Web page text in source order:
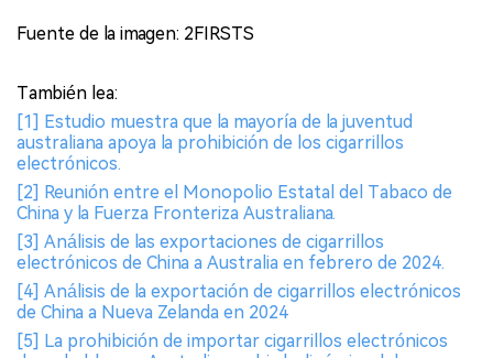
Fuente de la imagen: 2FIRSTS
También lea:
[1] Estudio muestra que la mayoría de la juventud
australiana apoya la prohibición de los cigarrillos
electrónicos.
[2] Reunión entre el Monopolio Estatal del Tabaco de
China y la Fuerza Fronteriza Australiana.
[3] Análisis de las exportaciones de cigarrillos
electrónicos de China a Australia en febrero de 2024.
[4] Análisis de la exportación de cigarrillos electrónicos
de China a Nueva Zelanda en 2024
[5] La prohibición de importar cigarrillos electrónicos